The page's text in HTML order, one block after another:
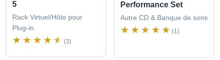
5
Rack Virtuel/Hôte pour
Plug-in
(3)
Performance Set
Autre CD & Banque de sons
(1)